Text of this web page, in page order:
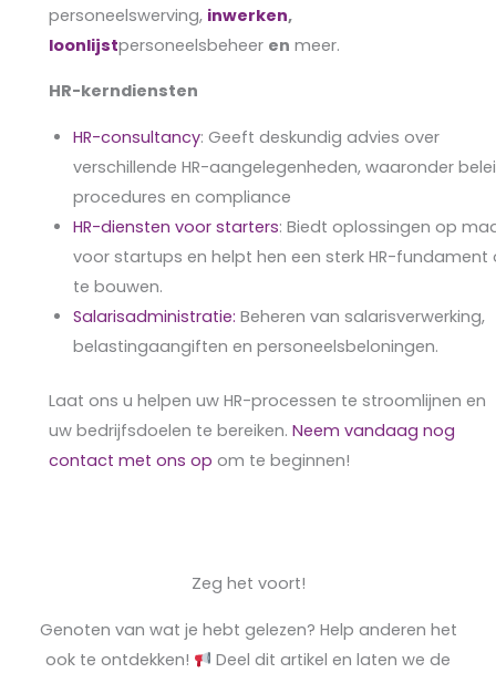
personeelswerving, inwerken,
loonlijstpersoneelsbeheer en meer.
HR-kerndiensten
HR-consultancy: Geeft deskundig advies over
verschillende HR-aangelegenheden, waaronder
procedures en compliance
HR-diensten voor starters: Biedt oplossingen op
voor startups en helpt hen een sterk HR-fundament
te bouwen.
Salarisadministratie: Beheren van salarisverwerking,
belastingaangiften en personeelsbeloningen.
Laat ons u helpen uw HR-processen te stroomlijnen en
uw bedrijfsdoelen te bereiken.Neem vandaag nog
contact met ons op om te beginnen!
Zeg het voort!
Genoten van wat je hebt gelezen? Help anderen het
ook te ontdekken!
Deel dit artikel en laten we de